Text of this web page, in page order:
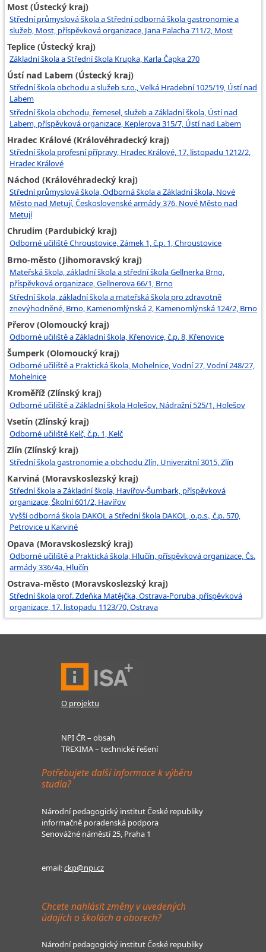
Most (Ústecký kraj)
Střední průmyslová škola a Střední odborná škola gastronomie a
služeb, Most, příspěvková organizace, Jana Palacha 711/2, Most
Teplice (Ústecký kraj)
Základní škola a Střední škola Krupka, Karla Čapka 270
Ústí nad Labem (Ústecký kraj)
Střední škola obchodu a služeb s.r.o., Velká Hradební 1025/19, Ústí nad
Labem
Střední škola obchodu, řemesel, služeb a Základní škola, Ústí nad
Labem, příspěvková organizace, Keplerova 315/7, Ústí nad Labem
Hradec Králové (Královéhradecký kraj)
Střední škola profesní přípravy, Hradec Králové, 17. listopadu 1212/2,
Hradec Králové
Náchod (Královéhradecký kraj)
Střední průmyslová škola, Odborná škola a Základní škola, Nové
Město nad Metují, Československé armády 376, Nové Město nad
Metují
Chrudim (Pardubický kraj)
Odborné učiliště Chroustovice, Zámek 1, č.p. 1, Chroustovice
Brno-město (Jihomoravský kraj)
Mateřská škola, základní škola a střední škola Gellnerka Brno,
příspěvková organizace, Gellnerova 66/1, Brno
Střední škola, základní škola a mateřská škola pro zdravotně
znevýhodněné, Brno, Kamenomlýnská 2, Kamenomlýnská 124/2, Brno
Přerov (Olomoucký kraj)
Odborné učiliště a Základní škola, Křenovice, č.p. 8, Křenovice
Šumperk (Olomoucký kraj)
Odborné učiliště a Praktická škola, Mohelnice, Vodní 27, Vodní 248/27,
Mohelnice
Kroměříž (Zlínský kraj)
Odborné učiliště a Základní škola Holešov, Nádražní 525/1, Holešov
Vsetín (Zlínský kraj)
Odborné učiliště Kelč, č.p. 1, Kelč
Zlín (Zlínský kraj)
Střední škola gastronomie a obchodu Zlín, Univerzitní 3015, Zlín
Karviná (Moravskoslezský kraj)
Střední škola a Základní škola, Havířov-Šumbark, příspěvková
organizace, Školní 601/2, Havířov
Vyšší odborná škola DAKOL a Střední škola DAKOL, o.p.s., č.p. 570,
Petrovice u Karviné
Opava (Moravskoslezský kraj)
Odborné učiliště a Praktická škola, Hlučín, příspěvková organizace, Čs.
armády 336/4a, Hlučín
Ostrava-město (Moravskoslezský kraj)
Střední škola prof. Zdeňka Matějčka, Ostrava-Poruba, příspěvková
organizace, 17. listopadu 1123/70, Ostrava
O projektu
NPI ČR – obsah
TREXIMA – technické řešení
Potřebujete další informace k výběru
studia?
Národní pedagogický institut České republiky
informačně poradenská podpora
Senovážné náměstí 25, Praha 1
email:ckp@npi.cz
Chcete nahlásit změny v uvedených
údajích o školách a oborech?
Národní pedagogický institut České republiky